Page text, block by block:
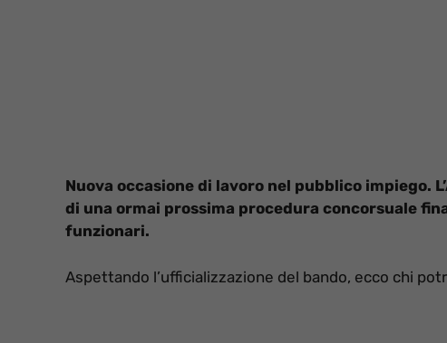
Nuova occasione di lavoro nel pubblico impiego.
di una ormai prossima procedura concorsuale
funzionari.
Aspettando l’ufficializzazione del bando, ecco chi